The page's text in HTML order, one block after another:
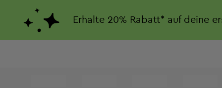
Erhalte 20% Rabatt* auf deine